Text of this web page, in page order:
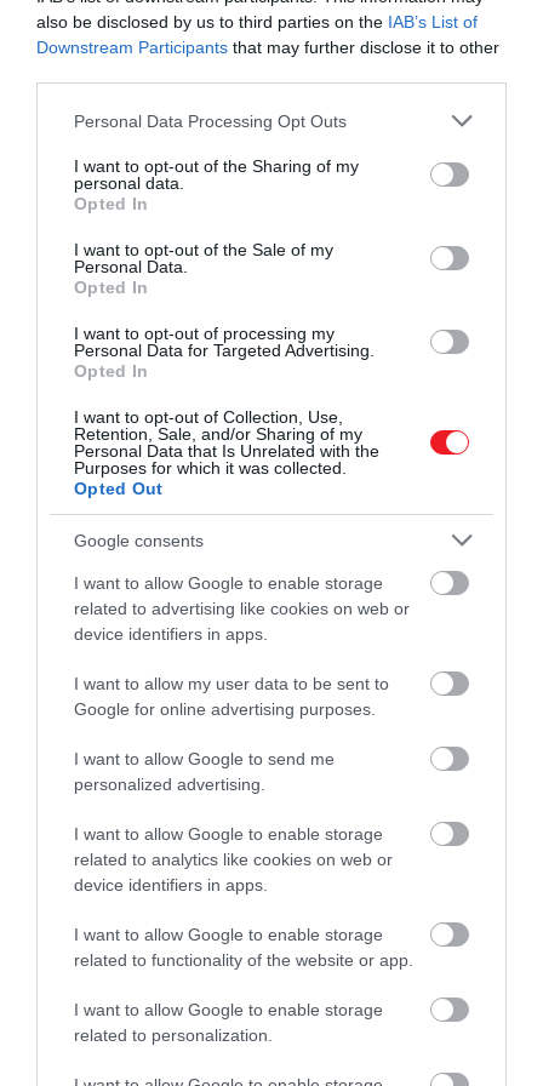
also be disclosed by us to third parties on the IAB’s List of
Downstream Participants that may further disclose it to other
Please note that this website/app uses one or more Google
not limited to your visit or usage behaviour. You may click to
grant or deny consent to Google and its third-party tags to
use your data for below specified purposes in below Google
consent section.
Personal Data Processing Opt Outs
I want to opt-out of the Sharing of my
personal data.
Opted In
I want to opt-out of the Sale of my
Personal Data.
Opted In
I want to opt-out of processing my
Personal Data for Targeted Advertising.
Opted In
I want to opt-out of Collection, Use,
Retention, Sale, and/or Sharing of my
Personal Data that Is Unrelated with the
Purposes for which it was collected.
Opted Out
Google consents
I want to allow Google to enable storage
related to advertising like cookies on web or
device identifiers in apps.
I want to allow my user data to be sent to
Google for online advertising purposes.
I want to allow Google to send me
personalized advertising.
I want to allow Google to enable storage
related to analytics like cookies on web or
device identifiers in apps.
I want to allow Google to enable storage
related to functionality of the website or app.
I want to allow Google to enable storage
related to personalization.
Shutterstock
Olvasd el ezt is!Nagyot tévedhettünk a Mars
holdjával kapcsolatban
Azonban a tudományt és a művészetet ötvöző
kísérletnek ezzel még nincs vége. De Paulis úgy
emberiségnek egy idegen jel fogadásakor szembe
kell néznie. Ezután pedig következhet az
aminosav?
De Paulis több embert is meghívott, hogy
csatlakozzanak a Discord szerverhez, amelyet a jel
megfejtésének és a kód körüli vitáknak
ezer üzenet érkezett a projekthez kapcsolódóan, és
a csapat reméli, hogy még többen csatlakoznak a
megvitassák, véleményezzék és javasolják az űrből